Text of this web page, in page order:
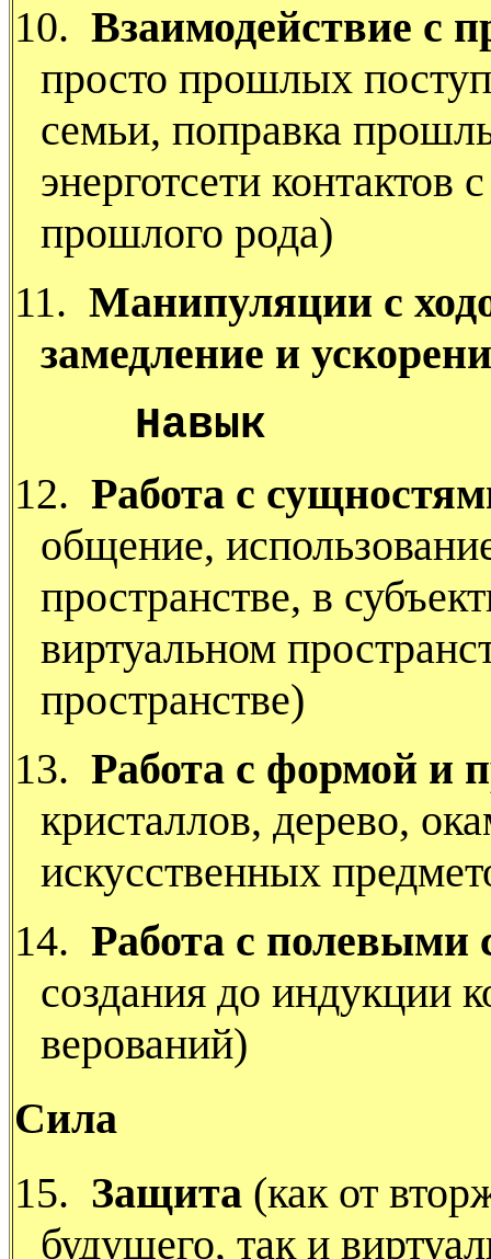
10. Взаимодействие с
просто прошлых
семьи, поправка
энерготсети
прошлого рода)
11. Манипуляции с
замедление и
Навык
12. Работа с
общение,
пространстве, в
виртуальном
пространстве)
13. Работа с формой и
кристаллов, дерево,
искусственных
14. Работа с полевыми
создания до индукции
верований)
Сила
15. Защита (как от
будущего, так и